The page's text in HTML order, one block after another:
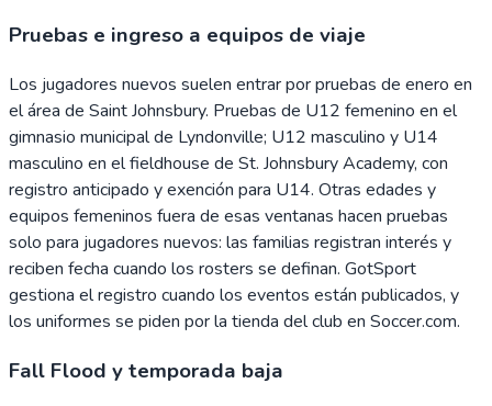
Pruebas e ingreso a equipos de viaje
Los jugadores nuevos suelen entrar por pruebas de enero en
el área de Saint Johnsbury. Pruebas de U12 femenino en el
gimnasio municipal de Lyndonville; U12 masculino y U14
masculino en el fieldhouse de St. Johnsbury Academy, con
registro anticipado y exención para U14. Otras edades y
equipos femeninos fuera de esas ventanas hacen pruebas
solo para jugadores nuevos: las familias registran interés y
reciben fecha cuando los rosters se definan. GotSport
gestiona el registro cuando los eventos están publicados, y
los uniformes se piden por la tienda del club en Soccer.com.
Fall Flood y temporada baja